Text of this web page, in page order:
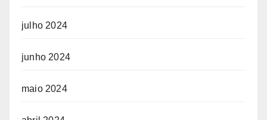
julho 2024
junho 2024
maio 2024